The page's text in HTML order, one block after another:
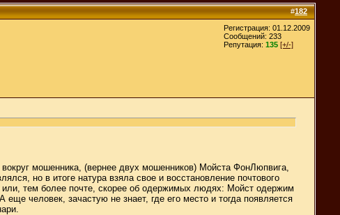
#182
Регистрация: 01.12.2009
Сообщений: 233
Репутация: 135 [+/-]
мошенника, (вернее двух мошенников) Мойста ФонЛюпвига,
но в итоге натура взяла свое и восстановление почтового
тем более почте, скорее об одержимых людях: Мойст одержим
человек, зачастую не знает, где его место и тогда появляется